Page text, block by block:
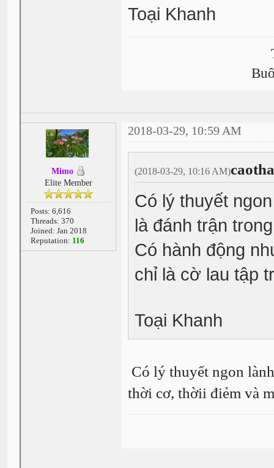
Toại Khanh
Mimo
Elite Member
Posts: 6,616
Threads: 370
Joined: Jan 2018
Reputation: 116
2018-03-29, 10:59 AM
(2018-03-29, 10:16 AM)
Có lý thuyết
là đánh trận
Có hành động
chỉ là cờ lau tập
Toại Khanh
Có lý thuyết ngon
thời cơ, thờii điẻm và